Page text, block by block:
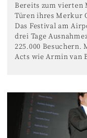
Bereits zum vierten
Türen ihres Merkur
Das Festival am
drei Tage
225.000
Acts wie Armin van